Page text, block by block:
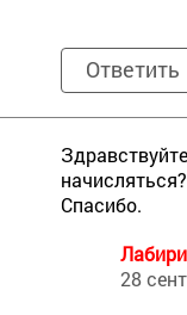
Ответить
Спасибо.
28